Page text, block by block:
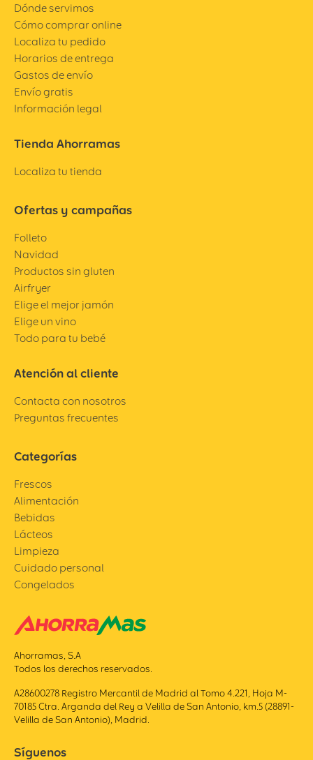
Dónde servimos
Cómo comprar online
Localiza tu pedido
Horarios de entrega
Gastos de envío
Envío gratis
Información legal
Tienda Ahorramas
Localiza tu tienda
Ofertas y campañas
Folleto
Navidad
Productos sin gluten
Airfryer
Elige el mejor jamón
Elige un vino
Todo para tu bebé
Atención al cliente
Contacta con nosotros
Preguntas frecuentes
Categorías
Frescos
Alimentación
Bebidas
Lácteos
Limpieza
Cuidado personal
Congelados
Ahorramas, S.A
Todos los derechos reservados.
A28600278 Registro Mercantil de Madrid al Tomo 4.221, Hoja M-
70185 Ctra. Arganda del Rey a Velilla de San Antonio, km.5 (28891-
Velilla de San Antonio), Madrid.
Síguenos